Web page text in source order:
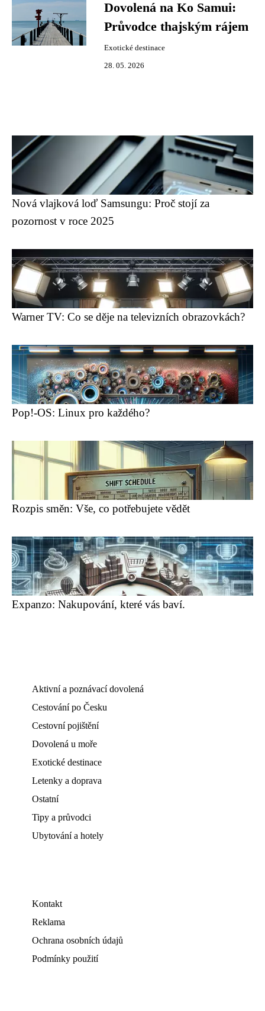
Dovolená na Ko Samui:
Průvodce thajským rájem
Exotické destinace
28. 05. 2026
Nová vlajková loď Samsungu: Proč stojí za
pozornost v roce 2025
Warner TV: Co se děje na televizních obrazovkách?
Pop!-OS: Linux pro každého?
Rozpis směn: Vše, co potřebujete vědět
Expanzo: Nakupování, které vás baví.
Aktivní a poznávací dovolená
Cestování po Česku
Cestovní pojištění
Dovolená u moře
Exotické destinace
Letenky a doprava
Ostatní
Tipy a průvodci
Ubytování a hotely
Kontakt
Reklama
Ochrana osobních údajů
Podmínky použití